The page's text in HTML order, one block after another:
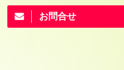
お問合せ